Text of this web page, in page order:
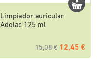
Limpiador auricular
Adolac 125 ml
15,08 € 12,45 €